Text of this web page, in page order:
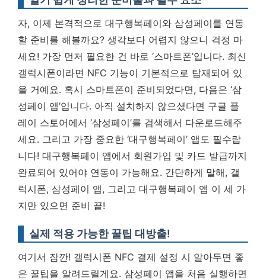
자, 이제 본격적으로 대구행복페이와 삼성페이를 연동
할 준비를 해볼까요? 생각보다 어렵지 않으니 걱정 마
세요! 가장 먼저 필요한 건 바로 ‘스마트폰’입니다. 최신
갤럭시폰이라면 NFC 기능이 기본적으로 탑재되어 있
을 거예요. 혹시 스마트폰이 준비되었다면, 다음은 ‘삼
성페이 앱’입니다. 아직 설치하지 않으셨다면 구글 플
레이 스토어에서 ‘삼성페이’를 검색해서 다운로드해주
세요. 그리고 가장 중요한 ‘대구행복페이’ 앱도 필수랍
니다! 대구행복페이 앱에서 회원가입 및 카드 발급까지
완료되어 있어야 연동이 가능해요. 간단하게 말해, 갤
럭시폰, 삼성페이 앱, 그리고 대구행복페이 앱 이 세 가
지만 있으면 준비 끝!
실제 적용 가능한 꿀팁 대방출!
여기서 잠깐! 갤럭시폰 NFC 결제 설정 시 알아두면 좋
은 꿀팁을 알려드릴게요. 삼성페이 앱을 처음 실행하면